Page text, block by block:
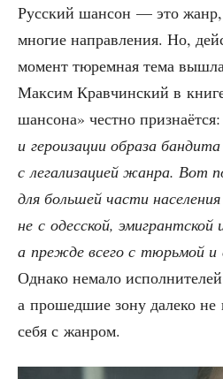
Рус­ский шан­сон — это
мно­гие направ­ле­ния. Но,
момент тюрем­ная тема
Мак­сим Крав­чин­ский в
шан­со­на» чест­но при­зна­ёт­ся:
и геро­иза­ции обра­за
с лега­ли­за­ци­ей жан­ра. Вот
для боль­шей части
не с одес­ской, эми­грант­ской
а преж­де все­го с тюрь­мой
Одна­ко нема­ло
а про­шед­шие зону дале­ко не
себя с жанром.